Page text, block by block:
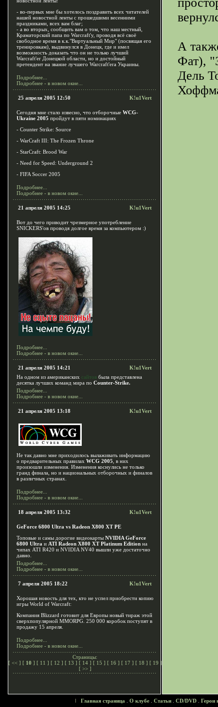
- во-первых мне бы хотелось поздравить всех читателей
нашей новостной ленты с прошедшими весенними
праздниками, всех вам благ;
- а во вторых, сообщить вам о том, что наш местный,
Краматорский папа по Warcraft'у, проводя всё своё
свободное время в к.к."Виртуальный Мир" (посвящая его
тренировкам), выдвинулся в Донецк, где и имел
возможность доказать что он не только лучший
Warcraft'er Донецкой области, но и достойный
претендент на звание лучшего Warcraft'era Украины.
Подробнее...
Подробнее - в новом окне...
25 апреля 2005 12:50 K!u1Vert
Сегодня мне стало извесно, что отборочные WCG-
Ukraine 2005 пройдут в пяти номинациях
- Counter Strike: Source
- WarCraft III: The Frozen Throne
- StarCraft: Brood War
- Need for Speed: Underground 2
- FIFA Soccer 2005
Подробнее...
Подробнее - в новом окне...
21 апреля 2005 14:25 K!u1Vert
Вот до чего приводит чрезмерное употребление
SNICKERS'ов проводя долгое время за компьютером :)
Подробнее...
Подробнее - в новом окне...
21 апреля 2005 14:21
K!u1Vert
На одном из американских сайтов была представлена
десятка лучших команд мира по Counter-Strike.
Подробнее...
Подробнее - в новом окне...
21 апреля 2005 13:18 K!u1Vert
Не так давно мне приходилось вылаживать информацию
о предварительных правилах WCG 2005 , в них
произошли изменения. Изменения коснулись не только
гранд финала, но и национальных отборочных и финалов
в различных странах.
Подробнее...
Подробнее - в новом окне...
18 апреля 2005 13:32 K!u1Vert
GeForce 6800 Ultra vs Radeon X800 XT PE
Топовые и самы дорогие видеокарты NVIDIA GeForce
6800 Ultra и ATI Radeon X800 XT Platinum Edition на
чипах ATI R420 и NVIDIA NV40 вышли уже достаточно
давно.
Подробнее...
Подробнее - в новом окне...
7 апреля 2005 18:22 K!u1Vert
Хорошая новость для тех, кто не успел приобрести копию
игры World of Warcraft:
Компания Blizzard готовит для Европы новый тираж этой
сверхпопулярной MMORPG. 250 000 коробок поступят в
продажу 15 апреля.
Подробнее...
Подробнее - в новом окне...
Страницы:
[ << ] [ 10 ] [ 11 ] [ 12 ] [ 13 ] [ 14 ] [ 15 ] [ 16 ] [ 17 ] [ 18 ] [ 19 ]
[ >> ]
А
Фат),
Дель
Главная страница О клубе Статьи CD/DVD Герои